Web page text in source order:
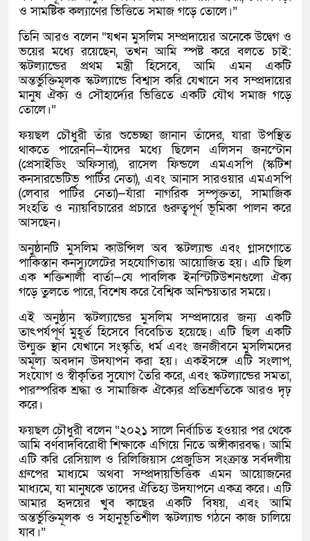
ও সামষ্টিক কল্যাণের ভিত্তিতে সমাজ গড়ে তোলে।”
তিনি আরও বলেন “যখন মুসলিম সম্প্রদায়ের অনেকে উদ্বেগ ও
ভয়ের মধ্যে রয়েছেন, তখন আমি স্পষ্ট করে বলতে চাই:
স্কটল্যান্ডের প্রথম মন্ত্রী হিসেবে, আমি এমন একটি
অন্তর্ভুক্তিমূলক স্কটল্যান্ডে বিশ্বাস করি যেখানে সব সম্প্রদায়ের
মানুষ ঐক্য ও সৌহার্দ্যের ভিত্তিতে একটি যৌথ সমাজ গড়ে
তোলে।”
ফয়ছল চৌধুরী তাঁর শুভেচ্ছা জানান তাঁদের, যারা উপস্থিত
থাকতে পারেননি—যাঁদের মধ্যে ছিলেন এলিসন জনস্টোন
(প্রেসাইডিং অফিসার), রাসেল ফিন্ডলে এমএসপি (স্কটিশ
কনসারভেটিভ পার্টির নেতা), এবং আনাস সারওয়ার এমএসপি
(লেবার পার্টির নেতা)—যাঁরা নাগরিক সম্পৃক্ততা, সামাজিক
সংহতি ও ন্যায়বিচারের প্রচারে গুরুত্বপূর্ণ ভূমিকা পালন করে
আসছেন।
অনুষ্ঠানটি মুসলিম কাউন্সিল অব স্কটল্যান্ড এবং গ্লাসগোতে
পাকিস্তান কনস্যুলেটের সহযোগিতায় আয়োজিত হয়। এটি ছিল
এক শক্তিশালী বার্তা—যে পাবলিক ইনস্টিটিউশনগুলো ঐক্য
গড়ে তুলতে পারে, বিশেষ করে বৈশ্বিক অনিশ্চয়তার সময়ে।
এই অনুষ্ঠান স্কটল্যান্ডের মুসলিম সম্প্রদায়ের জন্য একটি
তাৎপর্যপূর্ণ মুহূর্ত হিসেবে বিবেচিত হয়েছে। এটি ছিল একটি
উন্মুক্ত স্থান যেখানে সংস্কৃতি, ধর্ম এবং জনজীবনে মুসলিমদের
অমূল্য অবদান উদযাপন করা হয়। একইসঙ্গে এটি সংলাপ,
সংযোগ ও স্বীকৃতির সুযোগ তৈরি করে, এবং স্কটল্যান্ডের সমতা,
পারস্পরিক শ্রদ্ধা ও সামাজিক ঐক্যের প্রতিশ্রুতিকে আরও দৃঢ়
করে।
ফয়ছল চৌধুরী বলেন “২০২১ সালে নির্বাচিত হওয়ার পর থেকে
আমি বর্ণবাদবিরোধী শিক্ষাকে এগিয়ে নিতে অঙ্গীকারবদ্ধ। আমি
এটি করি রেসিয়াল ও রিলিজিয়াস প্রেজুডিস সংক্রান্ত সর্বদলীয়
গ্রুপের মাধ্যমে অথবা সম্প্রদায়ভিত্তিক এমন আয়োজনের
মাধ্যমে, যা মানুষকে তাদের ঐতিহ্য উদযাপনে একত্র করে। এটি
আমার হৃদয়ের খুব কাছের একটি বিষয়, এবং আমি
অন্তর্ভুক্তিমূলক ও সহানুভূতিশীল স্কটল্যান্ড গঠনে কাজ চালিয়ে
যাব।”